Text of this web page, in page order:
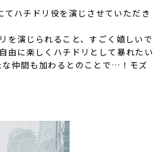
てハチドリ役を演じさせていただき
を演じられること、すごく嬉しいで
由に楽しくハチドリとして暴れたい
な仲間も加わるとのことで…！モズ